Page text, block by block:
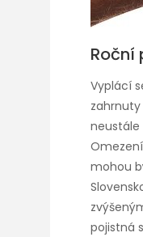
Roční
Vyplácí
neustále
mohou
pojistná